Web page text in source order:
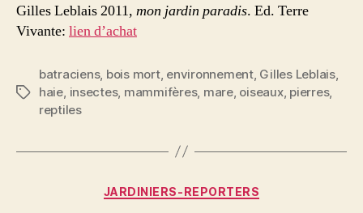
Gilles Leblais 2011, mon jardin paradis. Ed. Terre
Vivante: lien d’achat
Étiquettes
batraciens, bois mort, environnement, Gilles Leblais,
haie insectes, mammifères, mare, oiseaux, pierres,
reptiles
Catégories
JARDINIERS-REPORTERS